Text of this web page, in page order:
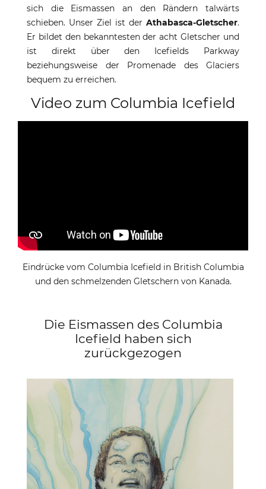
sich die Eismassen an den Rändern talwärts
schieben. Unser Ziel ist der Athabasca-Gletscher.
Er bildet den bekanntesten der acht Gletscher und
ist direkt über den Icefields Parkway
beziehungsweise der Promenade des Glaciers
bequem zu erreichen.
Video zum Columbia Icefield
Eindrücke vom Columbia Icefield in British Columbia
und den schmelzenden Gletschern von Kanada.
Die Eismassen des Columbia
Icefield haben sich
zurückgezogen